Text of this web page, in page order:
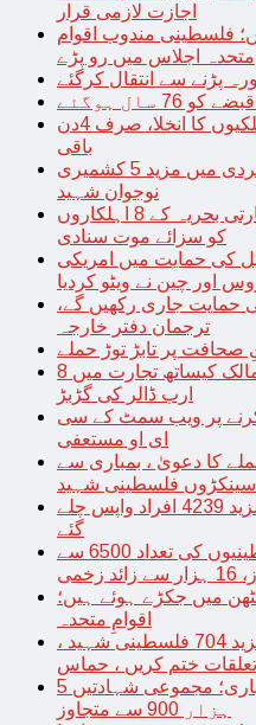
اجازت لازمی قرار
فلسطینی مندوب اقوام
متحدہ اجلاس میں رو پڑے
پڑنے سے انتقال کرگئے
سال ہوگئے
غیر قانونی طور پر مقیم غیر ملکیوں کا انخلا، صرف 4دن
باقی
بھارتی فوج کی ریاستی دہشت گردی میں مزید 5 کشمیری
نوجوان شہید
جاسوسی کا الزام ثابت، قطر نے بھارتی بحریہ کے 8 اہلکاروں
کو سزائے موت سنادی
کی حمایت میں امریکی
اور چین نے ویٹو کردیا
حمایت جاری رکھیں گے،
ترجمان دفتر خارجہ
پر تابڑ توڑ حملے
پاکستان کی چین سمیت مختلف ممالک کیساتھ تجارت میں 8
ارب ڈالر کی گڑبڑ
کرنے پر ویب سمٹ کے سی
ای او مستعفی
کا دعویٰ ، بمباری سے
سینکڑوں فلسطینی شہید
افغان شہریوں کی وطن واپسی،مزید 4239 افراد واپس چلے
گئے
اسرائیلی بمباری سے شہید فلسطینیوں کی تعداد 6500 سے
زخمی
اور گٹھن میں جکڑے ہوئے ہیں؛
اقوامِ متحدہ
غزہ پر پھر بموں کی بارش ، مزید 704 فلسطینی شہید ،
ختم کریں ، حماس
مغربی کنارے پر بھی اسرائیلی بمباری؛ مجموعی شہادتیں 5
ہزار 900 سے متجاوز